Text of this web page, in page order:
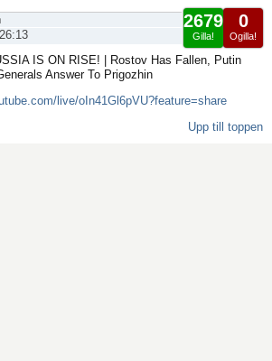
0
Ogilla!
2679
Gilla!
IS ON RISE! | Rostov Has Fallen, Putin
Answer To Prigozhin
live/oIn41Gl6pVU?feature=share
Upp till toppen